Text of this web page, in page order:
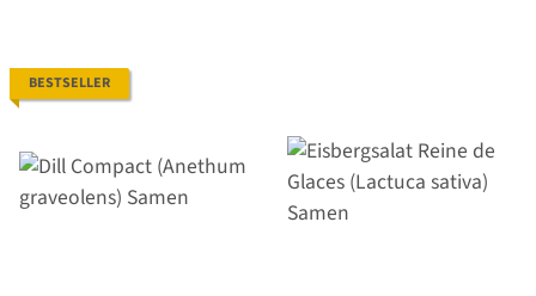
BESTSELLER